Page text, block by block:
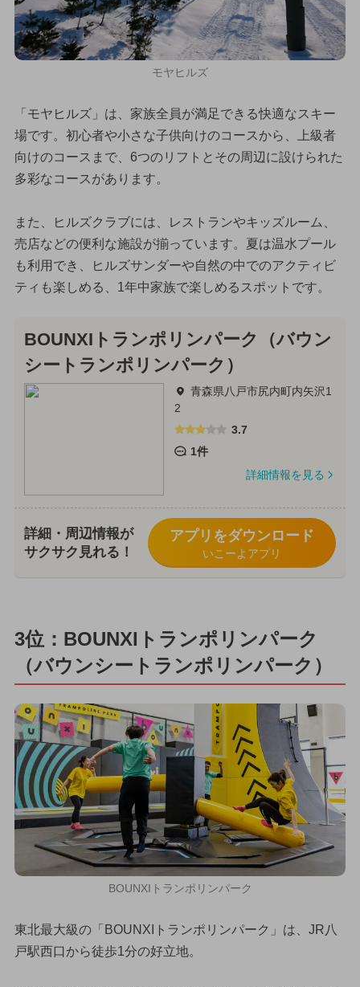
モヤヒルズ
「モヤヒルズ」は、家族全員が満足できる快適なスキー
場です。初心者や小さな子供向けのコースから、上級者
向けのコースまで、6つのリフトとその周辺に設けられた
多彩なコースがあります。
また、ヒルズクラブには、レストランやキッズルーム、
売店などの便利な施設が揃っています。夏は温水プール
も利用でき、ヒルズサンダーや自然の中でのアクティビ
ティも楽しめる、1年中家族で楽しめるスポットです。
BOUNXIトランポリンパーク（バウン
シートランポリンパーク）
青森県八戸市尻内町内矢沢1
2
3.7
1件
詳細情報を見る
詳細・周辺情報が
サクサク見れる！
アプリをダウンロード
いこーよアプリ
3位：BOUNXIトランポリンパーク
（バウンシートランポリンパーク）
BOUNXIトランポリンパーク
東北最大級の「BOUNXIトランポリンパーク」は、JR八
戸駅西口から徒歩1分の好立地。